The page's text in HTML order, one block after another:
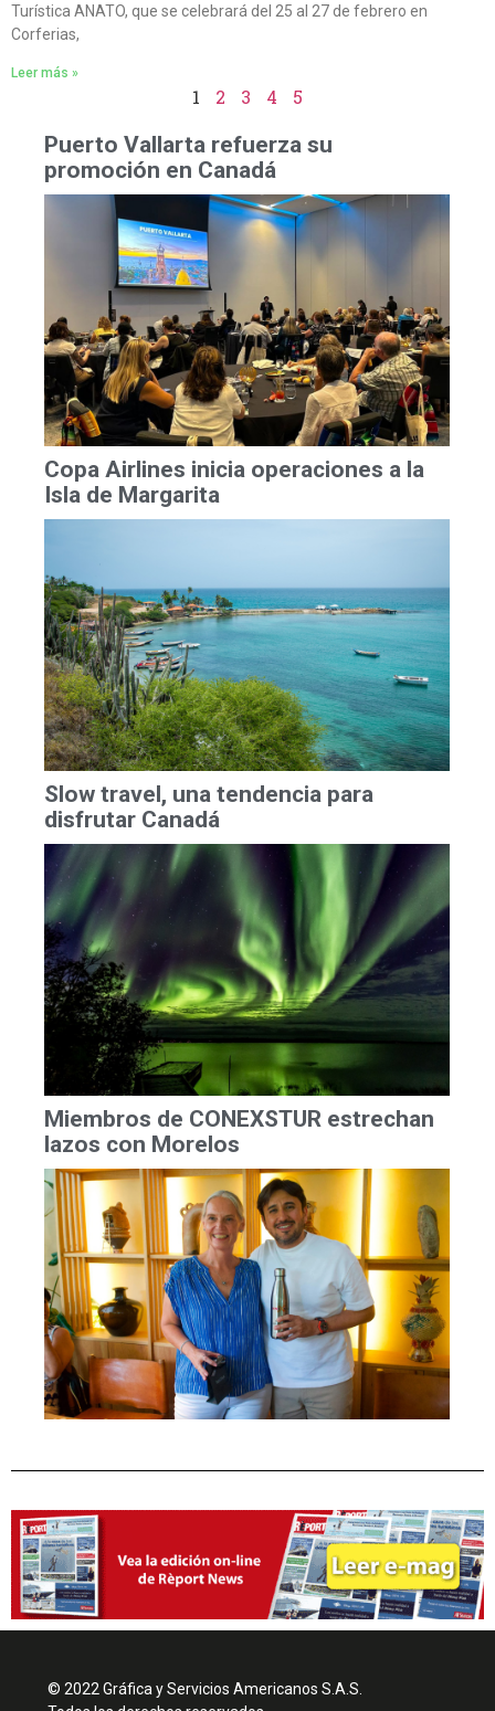
Turística ANATO, que se celebrará del 25 al 27 de febrero en
Corferias,
Leer más »
1 2 3 4 5
Puerto Vallarta refuerza su
promoción en Canadá
Copa Airlines inicia operaciones a la
Isla de Margarita
Slow travel, una tendencia para
disfrutar Canadá
Miembros de CONEXSTUR estrechan
lazos con Morelos
© 2022 Gráfica y Servicios Americanos S.A.S.